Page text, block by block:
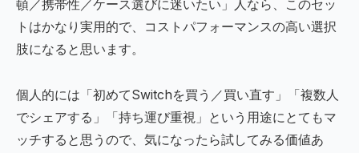
頓／携帯性／ケース選びに迷いたい」人なら、このセッ
トはかなり実用的で、コストパフォーマンスの高い選択
肢になると思います。
個人的には「初めてSwitchを買う／買い直す」「複数人
でシェアする」「持ち運び重視」という用途にとてもマ
ッチすると思うので、気になったら試してみる価値あ